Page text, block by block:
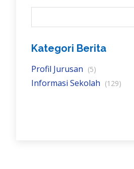
Kategori Berita
Profil Jurusan (5)
Informasi Sekolah (129)